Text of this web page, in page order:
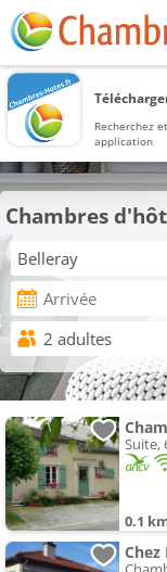
Recherchez
application
Chambres
Suite,
0.1